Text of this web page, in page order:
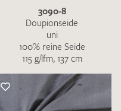
3090-8
Doupionseide
uni
100% reine Seide
115 g/lfm, 137 cm